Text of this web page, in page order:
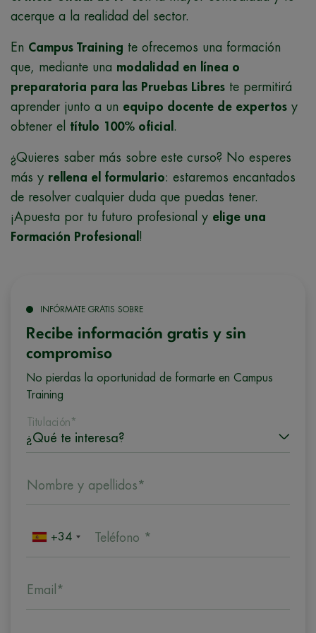
acerque a la realidad del sector.
En Campus Training te ofrecemos una formación
que, mediante una modalidad en línea o
preparatoria para las Pruebas Libres te permitirá
aprender junto a un equipo docente de expertos y
obtener el título 100% oficial .
¿Quieres saber más sobre este curso? No esperes
más y rellena el formulario: estaremos encantados
de resolver cualquier duda que puedas tener.
¡Apuesta por tu futuro profesional y elige una
Formación Profesional !
INFÓRMATE GRATIS SOBRE
Recibe información gratis y sin
compromiso
No pierdas la oportunidad de formarte en Campus
Training
Titulación*
Nombre y apellidos*
+34 Teléfono *
Email*